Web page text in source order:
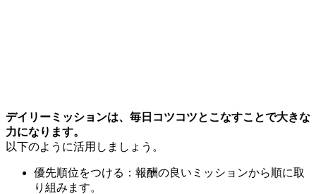
デイリーミッションは、毎日コツコツとこなすことで大きな
力になります。
以下のように活用しましょう。
優先順位をつける：報酬の良いミッションから順に取
り組みます。